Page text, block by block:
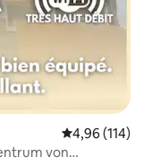
4,96 (114)
von